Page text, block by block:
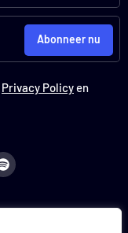
Privacy Policyen
Abonneer nu
p
o
t
f